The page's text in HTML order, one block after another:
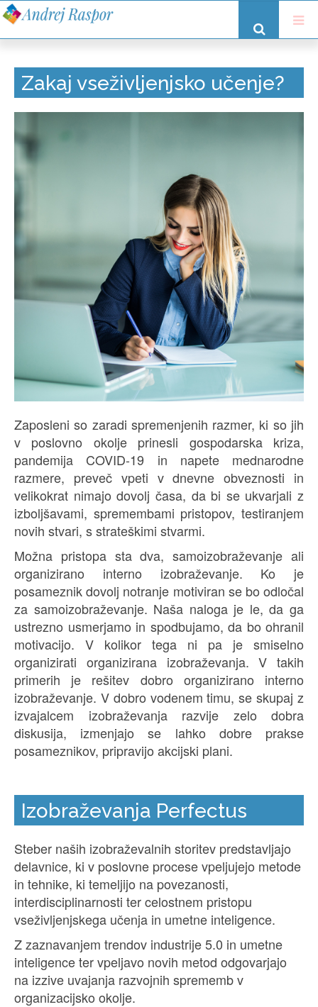
Zakaj vseživljenjsko učenje?
Zaposleni so zaradi spremenjenih razmer, ki so jih
v poslovno okolje prinesli gospodarska kriza,
pandemija COVID-19 in napete mednarodne
razmere, preveč vpeti v dnevne obveznosti in
velikokrat nimajo dovolj časa, da bi se ukvarjali z
izboljšavami, spremembami pristopov, testiranjem
novih stvari, s strateškimi stvarmi.
Možna pristopa sta dva, samoizobraževanje ali
organizirano interno izobraževanje. Ko je
posameznik dovolj notranje motiviran se bo odločal
za samoizobraževanje. Naša naloga je le, da ga
ustrezno usmerjamo in spodbujamo, da bo ohranil
motivacijo. V kolikor tega ni pa je smiselno
organizirati organizirana izobraževanja. V takih
primerih je rešitev dobro organizirano interno
izobraževanje. V dobro vodenem timu, se skupaj z
izvajalcem izobraževanja razvije zelo dobra
diskusija, izmenjajo se lahko dobre prakse
posameznikov, pripravijo akcijski plani.
Izobraževanja Perfectus
Steber naših izobraževalnih storitev predstavljajo
delavnice, ki v poslovne procese vpeljujejo metode
in tehnike, ki temeljijo na povezanosti,
interdisciplinarnosti ter celostnem pristopu
vseživljenjskega učenja in umetne inteligence.
Z zaznavanjem trendov industrije 5.0 in umetne
inteligence ter vpeljavo novih metod odgovarjajo
na izzive uvajanja razvojnih sprememb v
organizacijsko okolje.